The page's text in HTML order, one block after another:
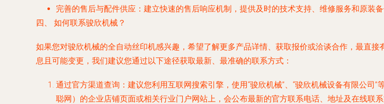
完善的售后与配件供应 ：建立快速的售后响应机制，提供及时的技术支持、维修服务和原装
四、 如何联系骏欣机械？
如果您对骏欣机械的全自动丝印机感兴趣，希望了解更多产品详情、获取报价或洽谈合作，最直
息且可能变更，我们建议您通过以下途径获取最新、最准确的联系方式：
通过官方渠道查询 ：建议您利用互联网搜索引擎，使用“骏欣机械”、“骏欣机械设备有限公
聪网）的企业店铺页面或相关行业门户网站上，会公布最新的官方联系电话、地址及在线联系